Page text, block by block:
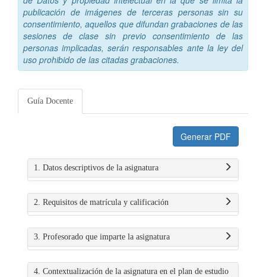
publicación de imágenes de terceras personas sin su
consentimiento, aquellos que difundan grabaciones de las
sesiones de clase sin previo consentimiento de las
personas implicadas, serán responsables ante la ley del
uso prohibido de las citadas grabaciones.
Guía Docente
Generar PDF
1. Datos descriptivos de la asignatura
2. Requisitos de matrícula y calificación
3. Profesorado que imparte la asignatura
4. Contextualización de la asignatura en el plan de estudio